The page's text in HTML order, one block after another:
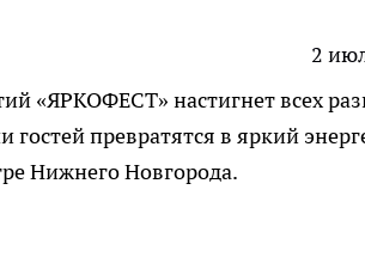
2
«ЯРКОФЕСТ» настигнет всех
превратятся в яркий
Нижнего Новгорода.